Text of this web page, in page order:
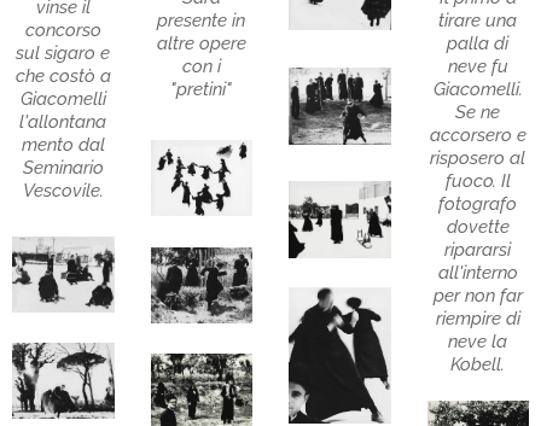
presente in
altre opere
con i
"pretini"
vinse il
concorso
sul sigaro e
che costò a
Giacomelli
l'allontana
mento dal
Seminario
Vescovile.
tirare una
palla di
neve fu
Giacomelli.
Se ne
accorsero e
risposero al
fuoco. Il
fotografo
dovette
ripararsi
all'interno
per non far
riempire di
neve la
Kobell.